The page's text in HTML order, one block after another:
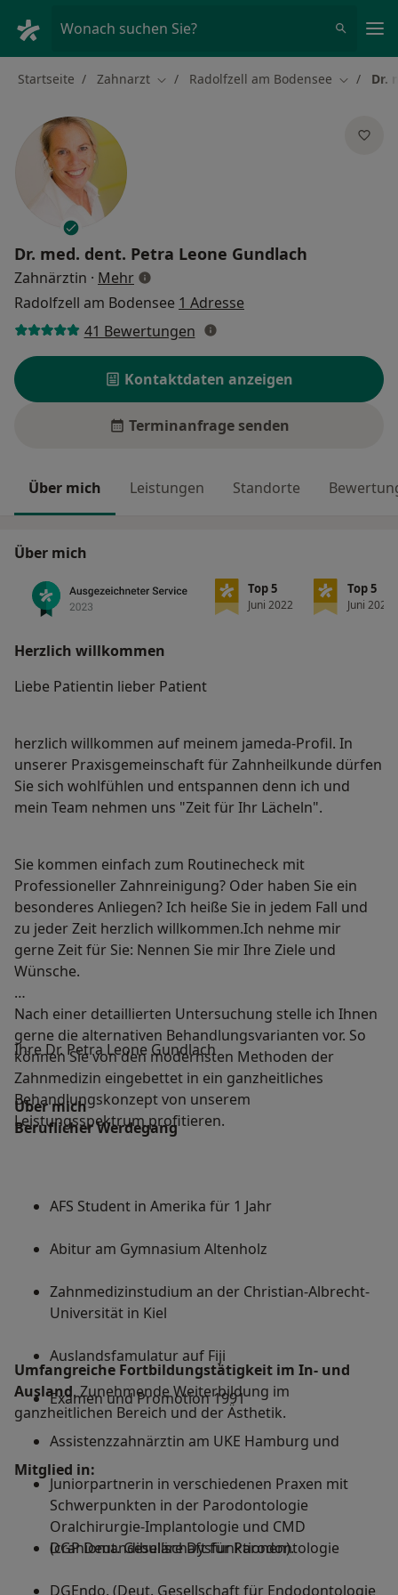
Wonach suchen Sie?
Startseite Zahnarzt Stadt ändern
Radolfzell am Bodensee StadtDr.
Dr. med. dent. Petra Leone Gundlach
Zahnärztin · Mehrüber Spezialisierungen
Radolfzell am Bodensee 1 Adresse
41 Bewertungen
Kontaktdaten anzeigen
Terminanfrage senden
Über mich Leistungen Standorte
Über mich
Top 5
Juni 2022
Top 5
Juni 2022
Herzlich willkommen
Liebe Patientin lieber Patient
herzlich willkommen auf meinem jameda-Profil. In
unserer Praxisgemeinschaft für Zahnheilkunde dürfen
Sie sich wohlfühlen und entspannen denn ich und
mein Team nehmen uns "Zeit für Ihr Lächeln".
Sie kommen einfach zum Routinecheck mit
Professioneller Zahnreinigung? Oder haben Sie ein
besonderes Anliegen? Ich heiße Sie in jedem Fall und
zu jeder Zeit herzlich willkommen.Ich nehme mir
gerne Zeit für Sie: Nennen Sie mir Ihre Ziele und
Wünsche.
Nach einer detaillierten Untersuchung stelle ich Ihnen
gerne die alternativen Behandlungsvarianten vor. So
können Sie von den modernsten Methoden der
Zahnmedizin eingebettet in ein ganzheitliches
Behandlungskonzept von unserem
Leistungsspektrum profitieren.
Ihre Dr. Petra Leone Gundlach
Über mich
Beruflicher Werdegang
AFS Student in Amerika für 1 Jahr
Abitur am Gymnasium Altenholz
Zahnmedizinstudium an der Christian-Albrecht-
Universität in Kiel
Auslandsfamulatur auf Fiji
Examen und Promotion 1991
Assistenzzahnärztin am UKE Hamburg und
Juniorpartnerin in verschiedenen Praxen mit
Schwerpunkten in der Parodontologie
Oralchirurgie-Implantologie und CMD
(craniomandibuläre Dysfunktionen).
Umfangreiche Fortbildungstätigkeit im In- und
Ausland. Zunehmende Weiterbildung im
ganzheitlichen Bereich und der Ästhetik.
Mitglied in:
DGP Deut. Gesellschaft für Parodontologie
DGEndo. (Deut. Gesellschaft für Endodontologie